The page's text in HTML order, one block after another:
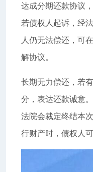
达成分期还款协议
若债权人起诉，经
人仍无法偿还，可
解协议。
长期无力偿还，若
分，表达还款诚意
法院会裁定终结本
行财产时，债权人